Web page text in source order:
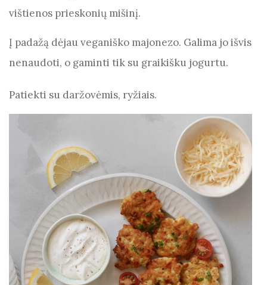
vištienos prieskonių mišinį.
Į padažą dėjau veganiško majonezo. Galima jo išvis
nenaudoti, o gaminti tik su graikišku jogurtu.
Patiekti su daržovėmis, ryžiais.